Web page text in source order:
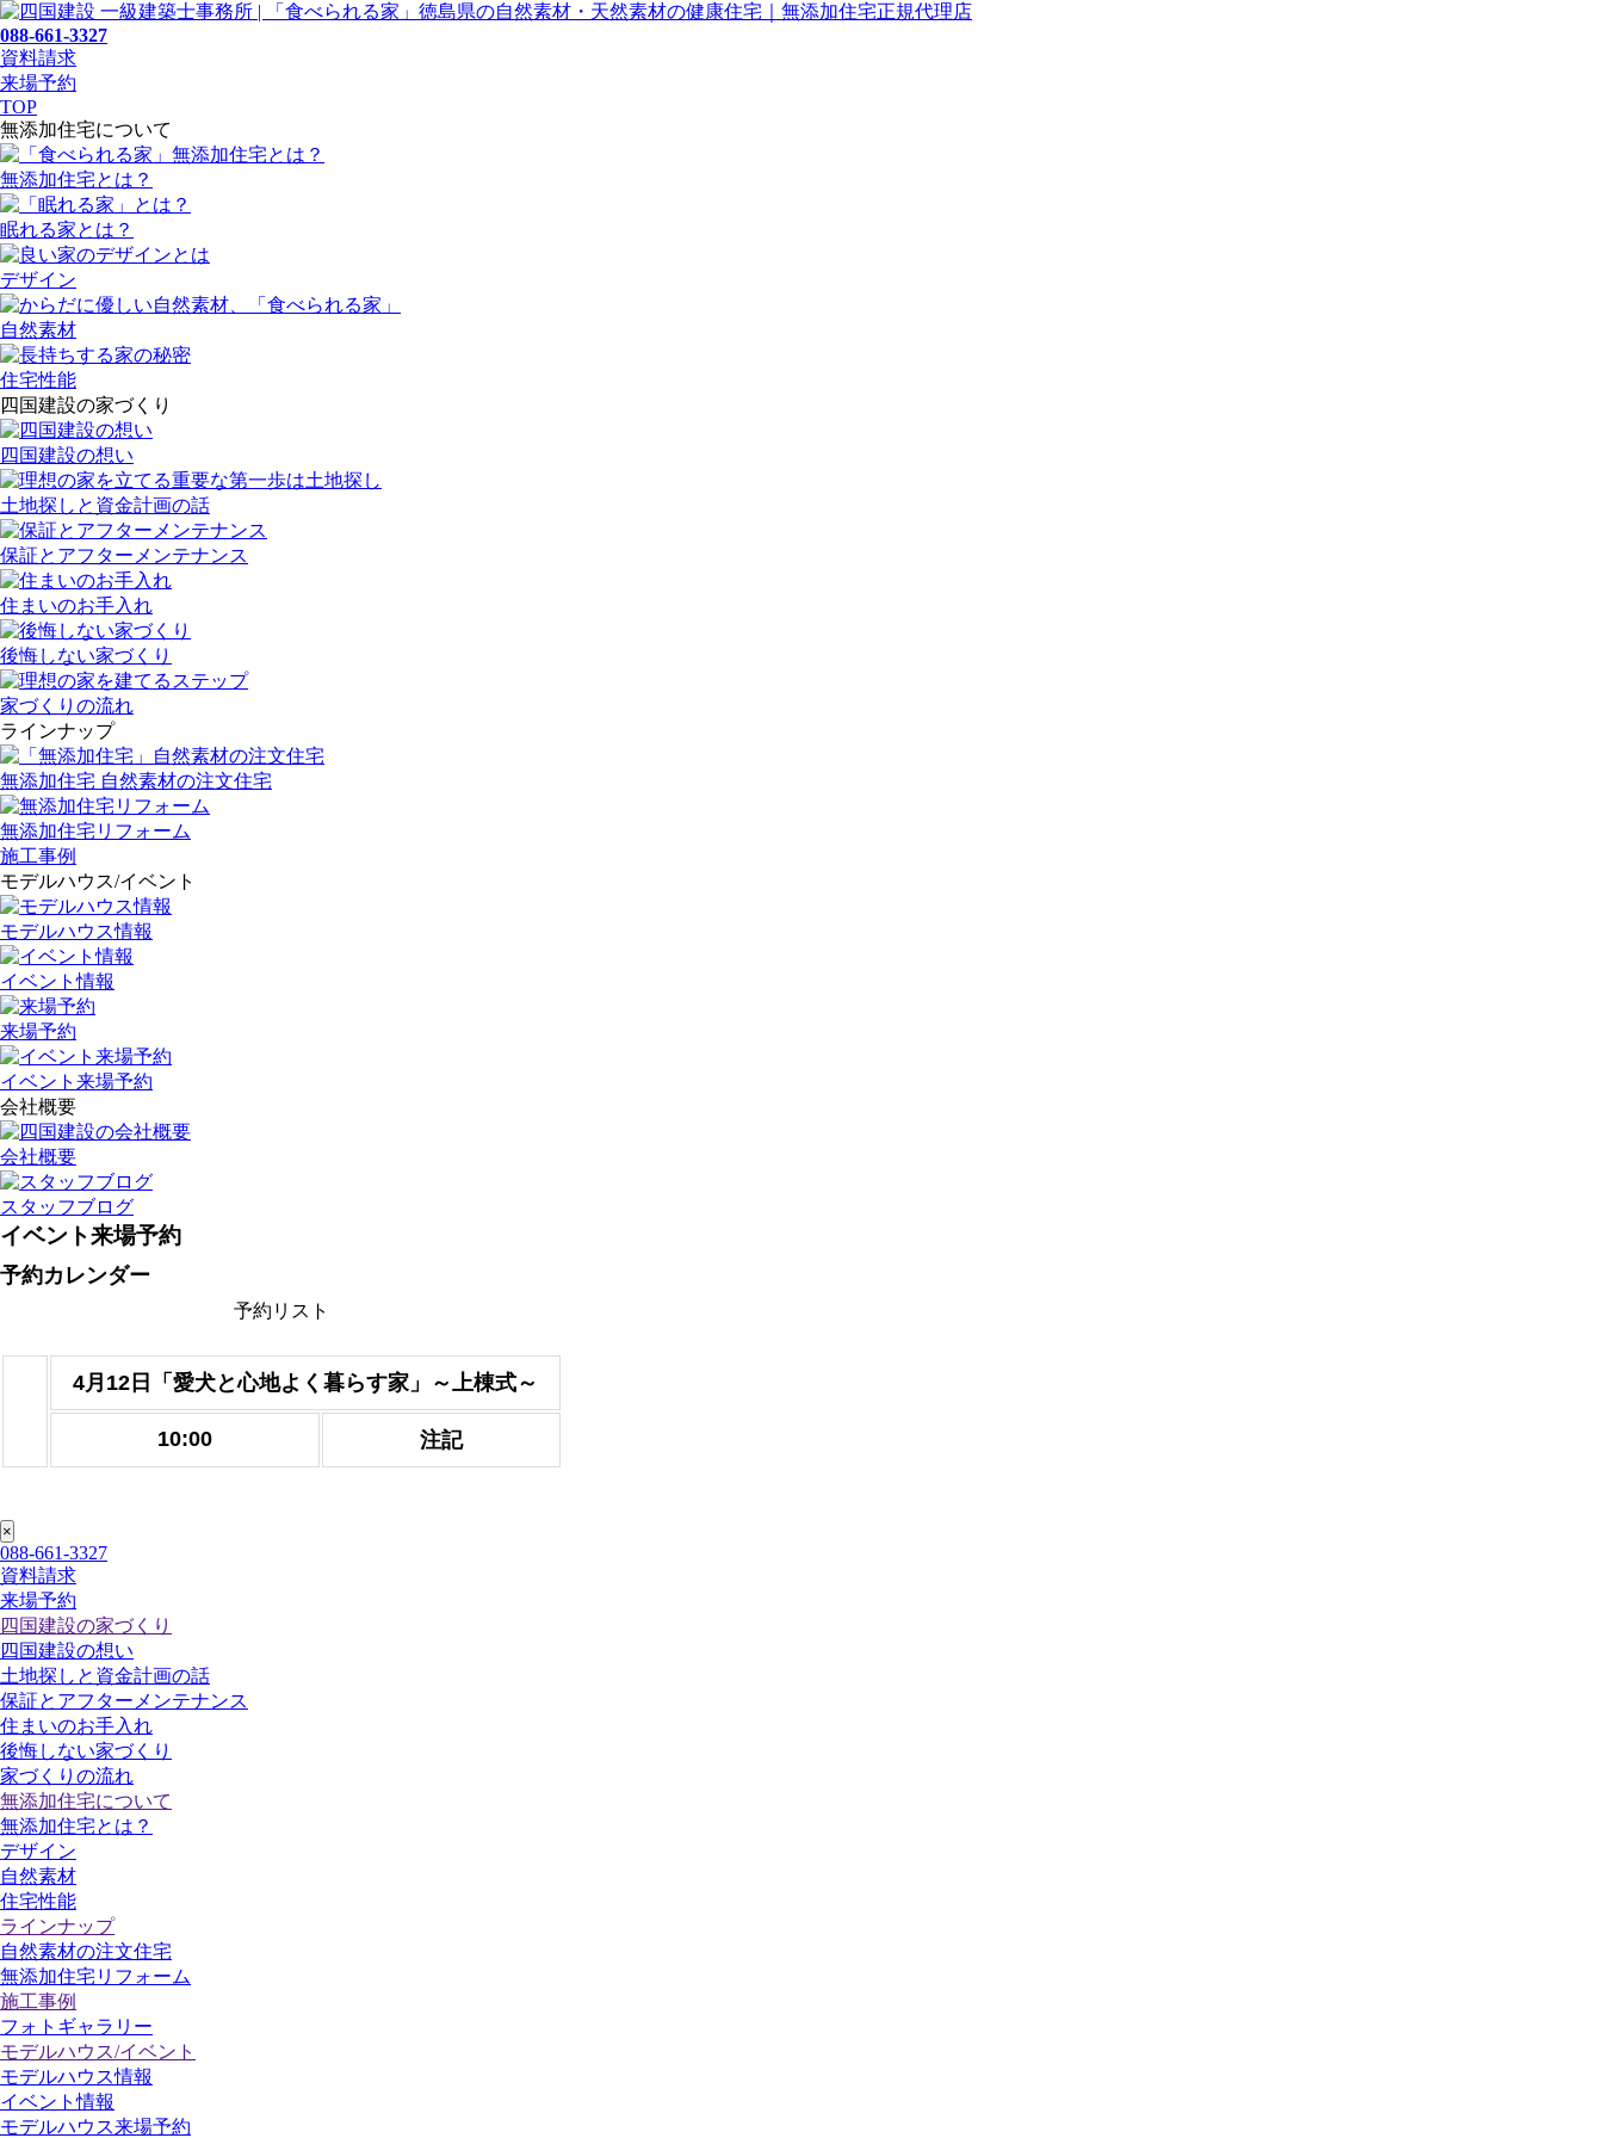
088-661-3327
資料請求
来場予約
TOP
無添加住宅について
無添加住宅とは？
眠れる家とは？
デザイン
自然素材
住宅性能
四国建設の家づくり
四国建設の想い
土地探しと資金計画の話
保証とアフターメンテナンス
住まいのお手入れ
後悔しない家づくり
家づくりの流れ
ラインナップ
無添加住宅 自然素材の注文住宅
無添加住宅リフォーム
施工事例
モデルハウス/イベント
モデルハウス情報
イベント情報
来場予約
イベント来場予約
会社概要
会社概要
スタッフブログ
イベント来場予約
予約カレンダー
予約リスト
4月12日「愛犬と心地よく暮らす家」～上棟式～
10:00 注記
088-661-3327
資料請求
来場予約
四国建設の家づくり
四国建設の想い
土地探しと資金計画の話
保証とアフターメンテナンス
住まいのお手入れ
後悔しない家づくり
家づくりの流れ
無添加住宅について
無添加住宅とは？
デザイン
自然素材
住宅性能
ラインナップ
自然素材の注文住宅
無添加住宅リフォーム
施工事例
フォトギャラリー
モデルハウス/イベント
モデルハウス情報
イベント情報
モデルハウス来場予約